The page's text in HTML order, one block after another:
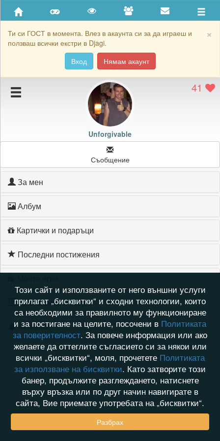
×
Ти си ГОСТ в момента. Влез в акаунта си за да играеш и
ползваш всички екстри в Djagi.
Вход
Нямам акаунт
Приятели
Хронология на игри
Подаръците на Unforgivable
Картичките на Unforgivable
Блокирай Unforgivable
41
Unforgivable
Съобщение
За мен
Албум
Картички и подаръци
Последни постижения
Хронология на игри
Активност
Този сайт и използваните от него външни услуги
прилагат „бисквитки“ и сходни технологии, които
са необходими за правилното му функциониране
и за постигане на целите, посочени в Политиката
за поверителност. За повече информация или ако
желаете да оттеглите съгласието си за някои или
всички „бисквитки“, моля, прочетете Политиката
за използване на бисквитки. Като затворите този
банер, продължите разглеждането, натиснете
върху връзка или по друг начин навигирате в
сайта, Вие приемате употребата на „бисквитки“.
Разбрах